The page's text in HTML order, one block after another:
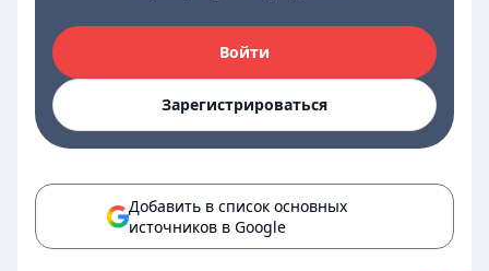
Войти
Зарегистрироваться
Добавить в список основных
источников в Google